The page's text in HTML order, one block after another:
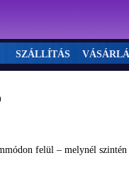
SZÁLLÍTÁS
felül – melynél szintén